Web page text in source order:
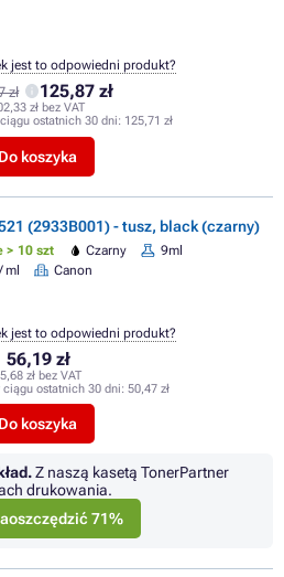
zł 125,87 zł
zł bez VAT
ostatnich 30 dni: 125,71 zł
Do koszyka
jest to odpowiedni produkt?
(2933B001) - tusz, black (czarny)
> 10 szt Czarny
9ml
ml
Canon
56,19 zł
zł bez VAT
ciągu ostatnich 30 dni: 50,47 zł
Do koszyka
jest to odpowiedni produkt?
Z naszą kasetą TonerPartner
drukowania.
71%